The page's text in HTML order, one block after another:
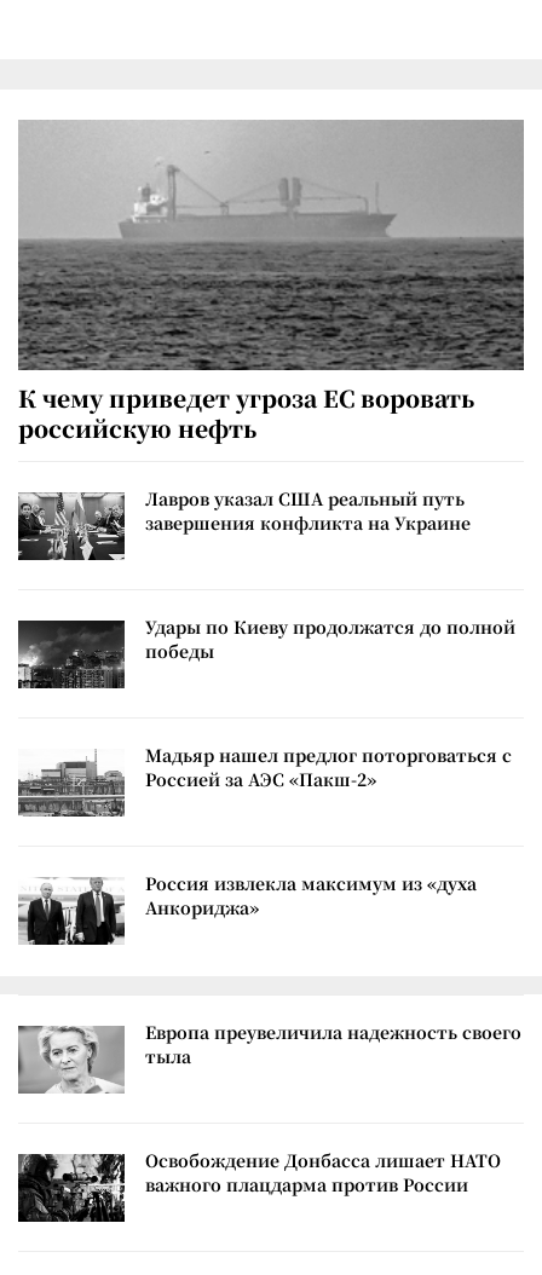
К чему приведет угроза ЕС воровать
российскую нефть
Лавров указал США реальный путь
завершения конфликта на Украине
Удары по Киеву продолжатся до полной
победы
Мадьяр нашел предлог поторговаться с
Россией за АЭС «Пакш-2»
Россия извлекла максимум из «духа
Анкориджа»
Европа преувеличила надежность своего
тыла
Освобождение Донбасса лишает НАТО
важного плацдарма против России